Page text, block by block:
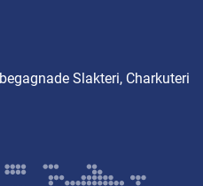
Slakteri, Charkuteri